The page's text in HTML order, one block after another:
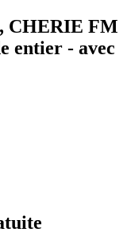
CHERIE FM
entier - avec